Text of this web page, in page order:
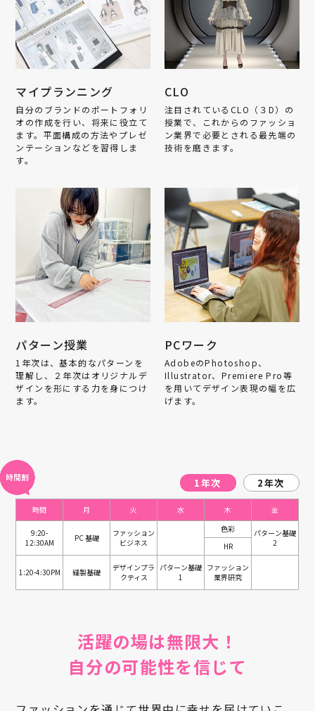
マイプランニング
自分のブランドのポートフォリ
オの作成を行い、将来に役立て
ます。平面構成の方法やプレゼ
ンテーションなどを習得しま
す。
CLO
注目されているCLO（３D）の
授業で、これからのファッショ
ン業界で必要とされる最先端の
技術を磨きます。
パターン授業
1年次は、基本的なパターンを
理解し、２年次はオリジナルデ
ザインを形にする力を身につけ
ます。
PCワーク
AdobeのPhotoshop、
Illustrator、Premiere Pro等
を用いてデザイン表現の幅を広
げます。
1年次 2年次
時間 月 火 水 木 金
9:20-
12:30AM
PC 基礎
ファッション
ビジネス
色彩
パターン基礎
2
HR
1:20-4:30PM 縫製基礎
デザインプラ
クティス
パターン基礎
1
ファッション
業界研究
活躍の場は無限大！
自分の可能性を信じて